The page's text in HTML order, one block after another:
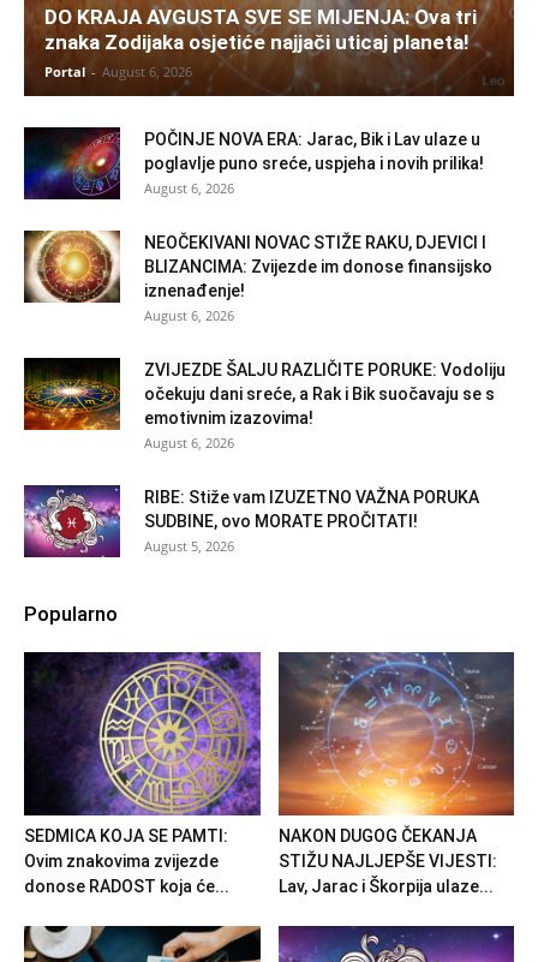
DO KRAJA AVGUSTA SVE SE MIJENJA: Ova tri
znaka Zodijaka osjetiće najjači uticaj planeta!
Portal - August 6, 2026
POČINJE NOVA ERA: Jarac, Bik i Lav ulaze u
poglavlje puno sreće, uspjeha i novih prilika!
August 6, 2026
NEOČEKIVANI NOVAC STIŽE RAKU, DJEVICI I
BLIZANCIMA: Zvijezde im donose finansijsko
iznenađenje!
August 6, 2026
ZVIJEZDE ŠALJU RAZLIČITE PORUKE: Vodoliju
očekuju dani sreće, a Rak i Bik suočavaju se s
emotivnim izazovima!
August 6, 2026
RIBE: Stiže vam IZUZETNO VAŽNA PORUKA
SUDBINE, ovo MORATE PROČITATI!
August 5, 2026
Popularno
SEDMICA KOJA SE PAMTI:
Ovim znakovima zvijezde
donose RADOST koja će...
NAKON DUGOG ČEKANJA
STIŽU NAJLJEPŠE VIJESTI:
Lav, Jarac i Škorpija ulaze...